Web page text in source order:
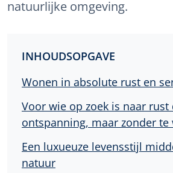
natuurlijke omgeving.
INHOUDSOPGAVE
Wonen in absolute rust en
Voor wie op zoek is naar rust
ontspanning, maar zonder te
Een luxueuze levensstijl
natuur